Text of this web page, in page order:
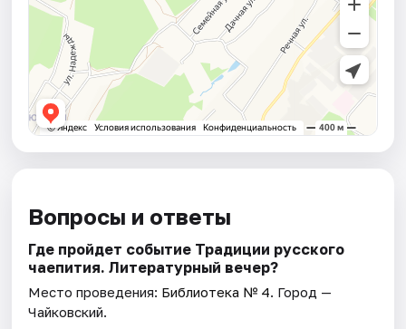
Вопросы и ответы
Где пройдет событие Традиции русского
чаепития. Литературный вечер?
Место проведения: Библиотека № 4. Город —
Чайковский.